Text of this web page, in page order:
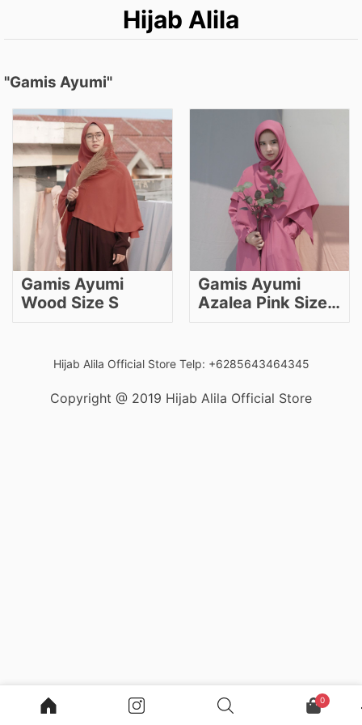
Hijab Alila
"Gamis Ayumi"
Gamis Ayumi
Wood Size S
Gamis Ayumi
Azalea Pink Size
Hijab Alila Official Store Telp: +6285643464345
Copyright @ 2019 Hijab Alila Official Store
Keranjang Total Rp 0
0